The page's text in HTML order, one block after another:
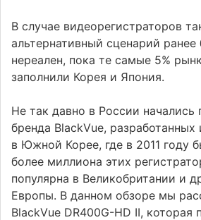
В случае видеорегистраторов
альтернативный сценарий
нереален, пока те самые 5%
заполнили Корея и Япония.
Не так давно в России
бренда BlackVue, разработанных
в Южной Корее, где в 2011 году
более миллиона этих
популярна в Великобритании и
Европы. В данном обзоре мы
BlackVue DR400G-HD II, которая